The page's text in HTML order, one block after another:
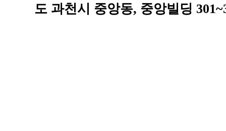
도 과천시 중앙동, 중앙빌딩